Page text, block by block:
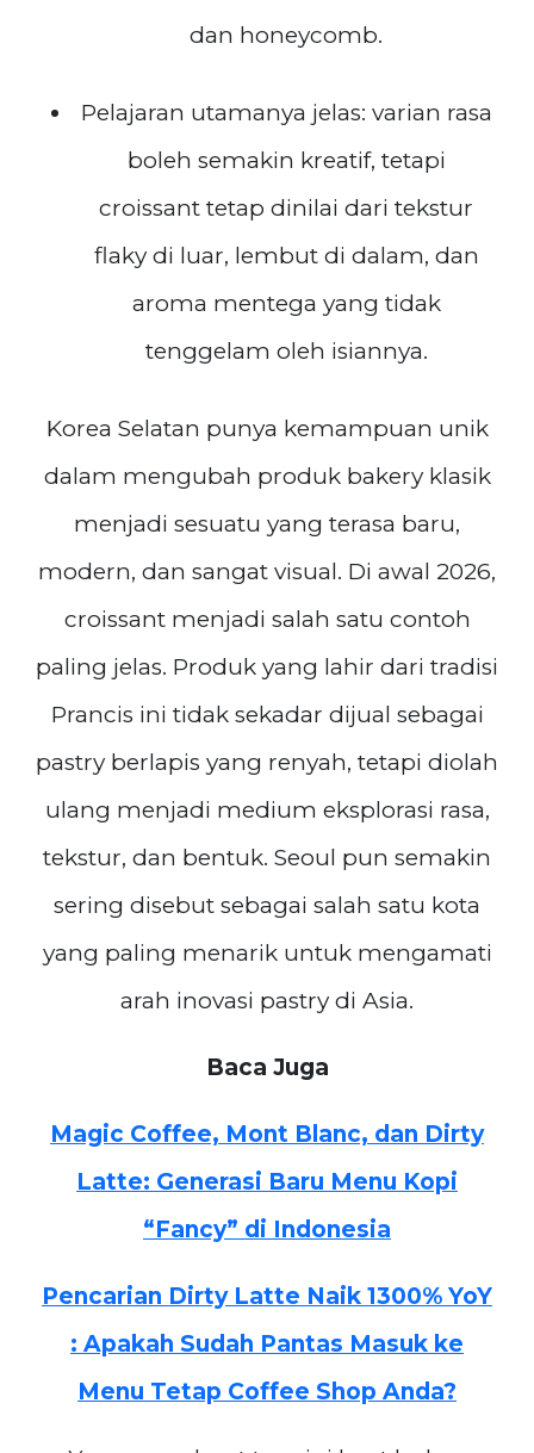
dan honeycomb.
Pelajaran utamanya jelas: varian rasa
boleh semakin kreatif, tetapi
croissant tetap dinilai dari tekstur
flaky di luar, lembut di dalam, dan
aroma mentega yang tidak
tenggelam oleh isiannya.
Korea Selatan punya kemampuan unik
dalam mengubah produk bakery klasik
menjadi sesuatu yang terasa baru,
modern, dan sangat visual. Di awal 2026,
croissant menjadi salah satu contoh
paling jelas. Produk yang lahir dari tradisi
Prancis ini tidak sekadar dijual sebagai
pastry berlapis yang renyah, tetapi diolah
ulang menjadi medium eksplorasi rasa,
tekstur, dan bentuk. Seoul pun semakin
sering disebut sebagai salah satu kota
yang paling menarik untuk mengamati
arah inovasi pastry di Asia.
Baca Juga
Magic Coffee, Mont Blanc, dan Dirty
Latte: Generasi Baru Menu Kopi
“Fancy” di Indonesia
Pencarian Dirty Latte Naik 1300% YoY
: Apakah Sudah Pantas Masuk ke
Menu Tetap Coffee Shop Anda?